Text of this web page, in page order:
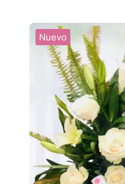
Nuevo